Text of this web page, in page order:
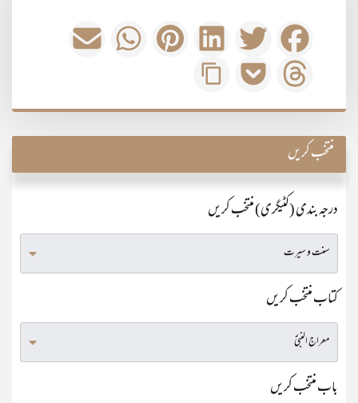
منتخب کریں
درجہ بندی (کٹیگری) منتخب کریں
کتاب منتخب کریں
باب منتخب کریں